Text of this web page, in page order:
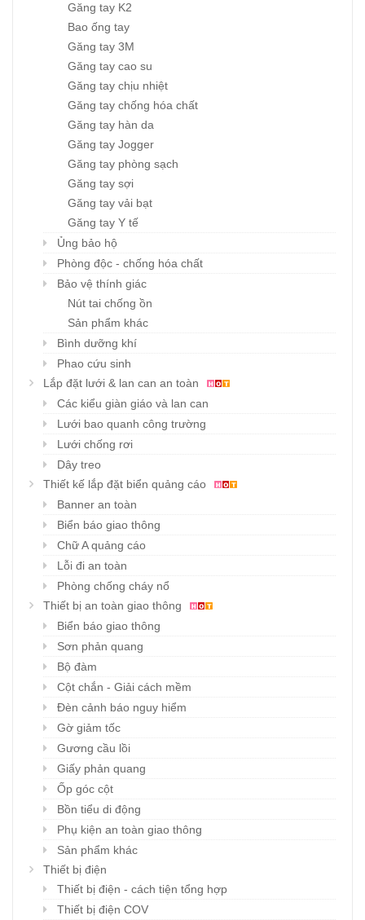
Găng tay K2
Bao ống tay
Găng tay 3M
Găng tay cao su
Găng tay chịu nhiệt
Găng tay chống hóa chất
Găng tay hàn da
Găng tay Jogger
Găng tay phòng sạch
Găng tay sợi
Găng tay vải bạt
Găng tay Y tế
Ủng bảo hộ
Phòng độc - chống hóa chất
Bảo vệ thính giác
Nút tai chống ồn
Sản phẩm khác
Bình dưỡng khí
Phao cứu sinh
Lắp đặt lưới & lan can an toàn
Các kiểu giàn giáo và lan can
Lưới bao quanh công trường
Lưới chống rơi
Dây treo
Thiết kế lắp đặt biển quảng cáo
Banner an toàn
Biển báo giao thông
Chữ A quảng cáo
Lỗi đi an toàn
Phòng chống cháy nổ
Thiết bị an toàn giao thông
Biển báo giao thông
Sơn phản quang
Bộ đàm
Cột chắn - Giải cách mềm
Đèn cảnh báo nguy hiểm
Gờ giảm tốc
Gương cầu lồi
Giấy phản quang
Ốp góc cột
Bồn tiểu di động
Phụ kiện an toàn giao thông
Sản phẩm khác
Thiết bị điện
Thiết bị điện - cách tiện tổng hợp
Thiết bị điện COV